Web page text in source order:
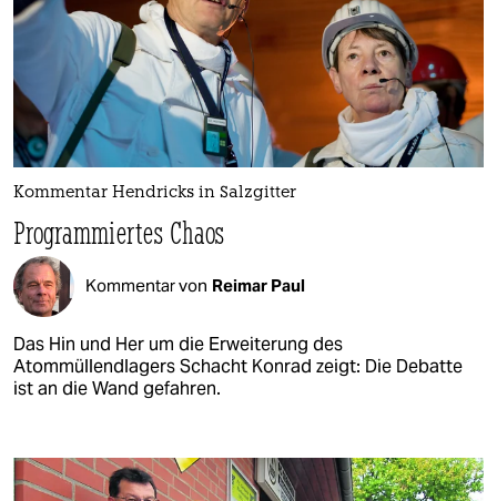
Kommentar Hendricks in Salzgitter
Programmiertes Chaos
Kommentar von Reimar Paul
Das Hin und Her um die Erweiterung des
Atommüllendlagers Schacht Konrad zeigt: Die Debatte
ist an die Wand gefahren.